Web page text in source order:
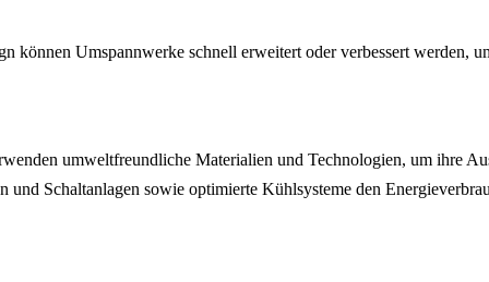
können Umspannwerke schnell erweitert oder verbessert werden,
umweltfreundliche Materialien und Technologien, um ihre
und Schaltanlagen sowie optimierte Kühlsysteme den